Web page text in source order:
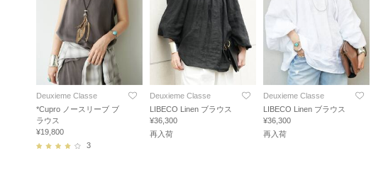
Deuxieme Classe
*Cupro ノースリーブ ブ
ラウス
¥19,800
3
Deuxieme Classe
LIBECO Linen ブラウス
¥36,300
再入荷
Deuxieme Classe
LIBECO Linen ブラウス
¥36,300
再入荷